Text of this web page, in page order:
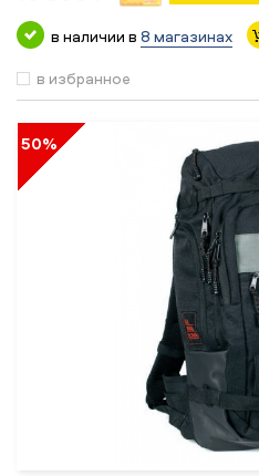
в наличии в 8 магазинах
в избранное
50%